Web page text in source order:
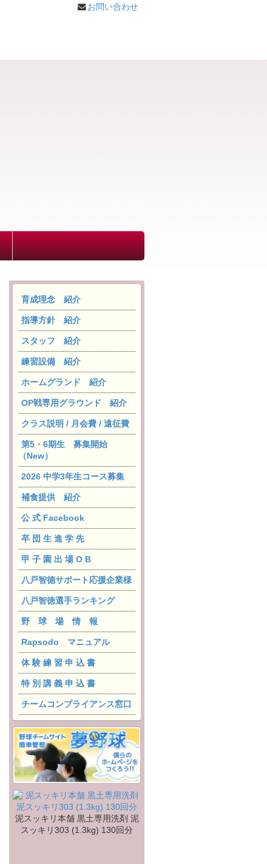
お問い合わせ
育成理念 紹介
指導方針 紹介
スタッフ 紹介
練習設備 紹介
ホームグランド 紹介
OP戦専用グラウンド 紹介
クラス説明 / 月会費 / 遠征費
第5・6期生 募集開始
（New）
2026 中学3年生コース募集
補食提供 紹介
公 式 Facebook
卒 団 生 進 学 先
甲 子 園 出 場 O B
八戸智德サポート応援企業様
八戸智徳選手ランキング
野 球 場 情 報
Rapsodo マニュアル
体 験 練 習 申 込 書
特 別 講 義 申 込 書
チームコンプライアンス窓口
泥スッキリ本舗 黒土専用洗剤 泥
スッキリ303 (1.3kg) 130回分